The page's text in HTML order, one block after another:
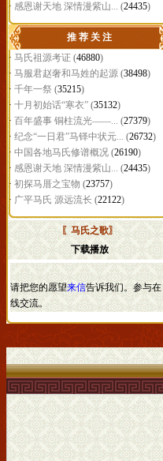
· 感恩谢天地 深情漫紫山... (24435)
推 荐 关 注
· 马氏祖源考证 (46880)
· 马服君赵奢和马姓的起源 (38498)
· 千年一祭 (35215)
· 十月初始话“寒衣” (35132)
· 百年盛事 铜柱流光——... (27379)
· 纪念“一日君”马铎中状元... (26732)
· 中国各地马氏修谱概况 (26190)
· 感恩谢天地 深情漫紫山... (24435)
· 初探马厝之宝物 (23757)
· 广平马氏 源远流长 (22122)
〖马氏之歌〗
下载播放
请把您的愿望来信告诉我们。参与在
线交流。